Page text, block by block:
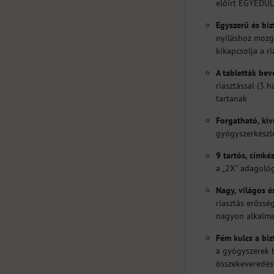
előírt
Egyszerű és
nyíláshoz
kikapcsolja a
A tabletták
riasztással (3
tartanak
Forgatható,
9 tartós,
a „2X"
Nagy, világos
riasztás
nagyon
Fém kulcs a
a gyógyszerek